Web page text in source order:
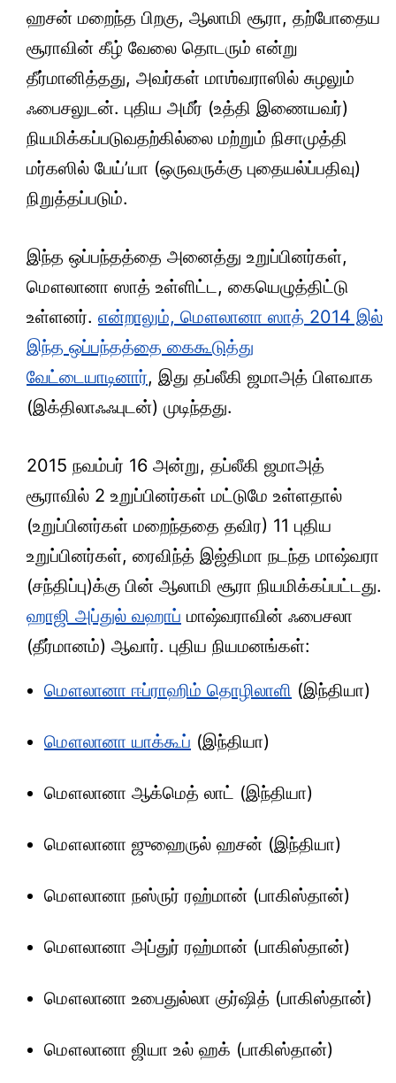
ஹசன் மறைந்த பிறகு, ஆலாமி சூரா, தற்போதைய
சூராவின் கீழ் வேலை தொடரும் என்று
தீர்மானித்தது, அவர்கள் மாஶ்வராஸில் சுழலும்
ஃபைசலுடன். புதிய அமீர் (உத்தி இணையவர்)
நியமிக்கப்படுவதற்கில்லை மற்றும் நிசாமுத்தி
மர்கஸில் பேய்’யா (ஒருவருக்கு புதையல்ப்பதிவு)
நிறுத்தப்படும்.
இந்த ஒப்பந்தத்தை அனைத்து உறுப்பினர்கள்,
மௌலானா ஸாத் உள்ளிட்ட, கையெழுத்திட்டு
உள்ளனர். என்றாலும், மௌலானா ஸாத் 2014 இல்
இந்த ஒப்பந்தத்தை கைகூடுத்து
வேட்டையாடினார், இது தப்லீகி ஜமாஅத் பிளவாக
(இக்திலாஃஃபுடன்) முடிந்தது.
2015 நவம்பர் 16 அன்று, தப்லீகி ஜமாஅத்
சூராவில் 2 உறுப்பினர்கள் மட்டுமே உள்ளதால்
(உறுப்பினர்கள் மறைந்ததை தவிர) 11 புதிய
உறுப்பினர்கள், ரைவிந்த் இஜ்திமா நடந்த மாஷ்வரா
(சந்திப்பு)க்கு பின் ஆலாமி சூரா நியமிக்கப்பட்டது.
ஹாஜி அப்துல் வஹாப் மாஷ்வராவின் ஃபைசலா
(தீர்மானம்) ஆவார். புதிய நியமனங்கள்:
மௌலானா ஈப்ராஹிம் தொழிலாளி (இந்தியா)
மௌலானா யாக்கூப் (இந்தியா)
மௌலானா ஆக்மெத் லாட் (இந்தியா)
மௌலானா ஜுஹைருல் ஹசன் (இந்தியா)
மௌலானா நஸ்ருர் ரஹ்மான் (பாகிஸ்தான்)
மௌலானா அப்துர் ரஹ்மான் (பாகிஸ்தான்)
மௌலானா உபைதுல்லா குர்ஷித் (பாகிஸ்தான்)
மௌலானா ஜியா உல் ஹக் (பாகிஸ்தான்)